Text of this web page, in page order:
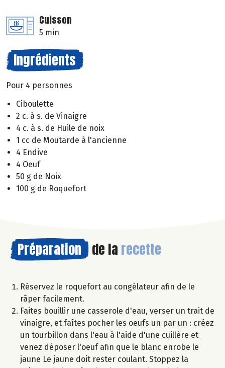
Cuisson
5 min
Ingrédients
Pour 4 personnes
Ciboulette
2 c. à s. de Vinaigre
4 c. à s. de Huile de noix
1 cc de Moutarde à l'ancienne
4 Endive
4 Oeuf
50 g de Noix
100 g de Roquefort
Préparation de la recette
Réservez le roquefort au congélateur afin de le
râper facilement.
Faites bouillir une casserole d'eau, verser un trait de
vinaigre, et faîtes pocher les oeufs un par un : créez
un tourbillon dans l'eau à l'aide d'une cuillère et
venez déposer l'oeuf afin que le blanc enrobe le
jaune Le jaune doit rester coulant. Stoppez la